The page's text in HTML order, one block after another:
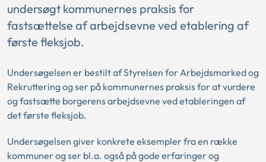
undersøgt kommunernes praksis for
fastsættelse af arbejdsevne ved etablering af
første fleksjob.
Undersøgelsen er bestilt af Styrelsen for Arbejdsmarked og
Rekruttering og ser på kommunernes praksis for at vurdere
og fastsætte borgerens arbejdsevne ved etableringen af
det første fleksjob.
Undersøgelsen giver konkrete eksempler fra en række
kommuner og ser bl.a. også på gode erfaringer og